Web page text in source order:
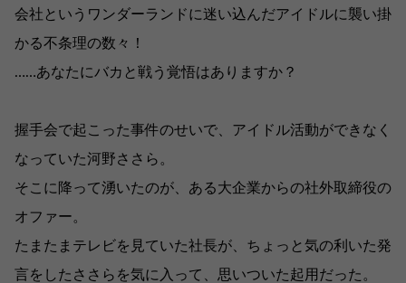
会社というワンダーランドに迷い込んだアイドルに襲い掛
かる不条理の数々！
……あなたにバカと戦う覚悟はありますか？
握手会で起こった事件のせいで、アイドル活動ができなく
なっていた河野ささら。
そこに降って湧いたのが、ある大企業からの社外取締役の
オファー。
たまたまテレビを見ていた社長が、ちょっと気の利いた発
言をしたささらを気に入って、思いついた起用だった。